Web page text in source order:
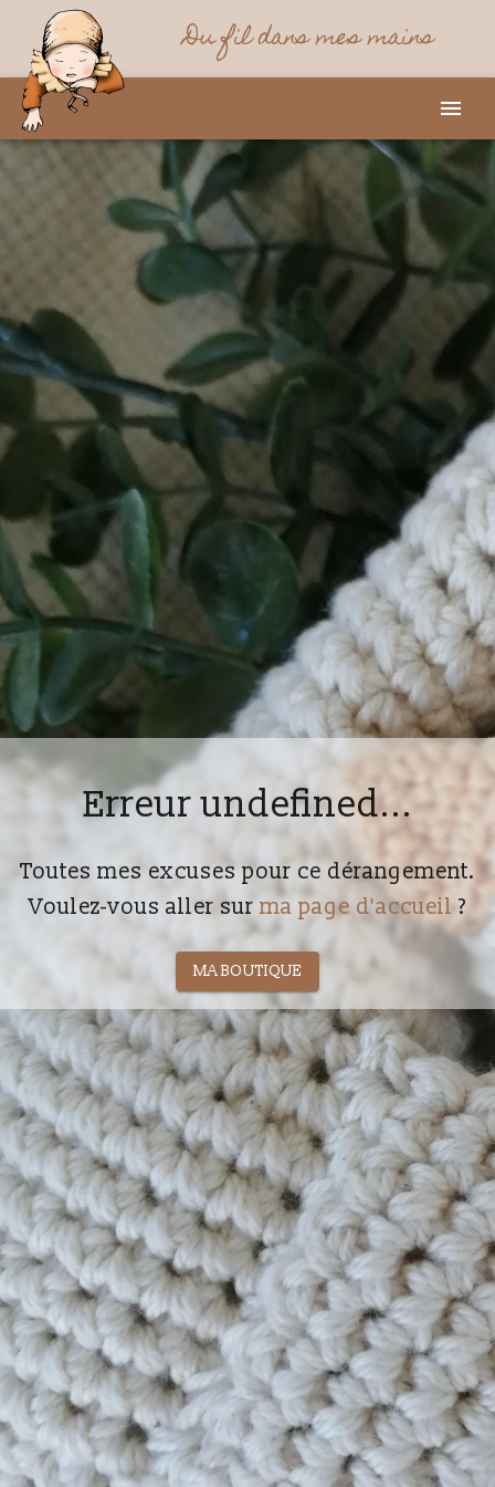
Du fil dans mes mains
Erreur undefined...
Toutes mes excuses pour ce dérangement.
Voulez-vous aller sur ma page d'accueil ?
MA BOUTIQUE